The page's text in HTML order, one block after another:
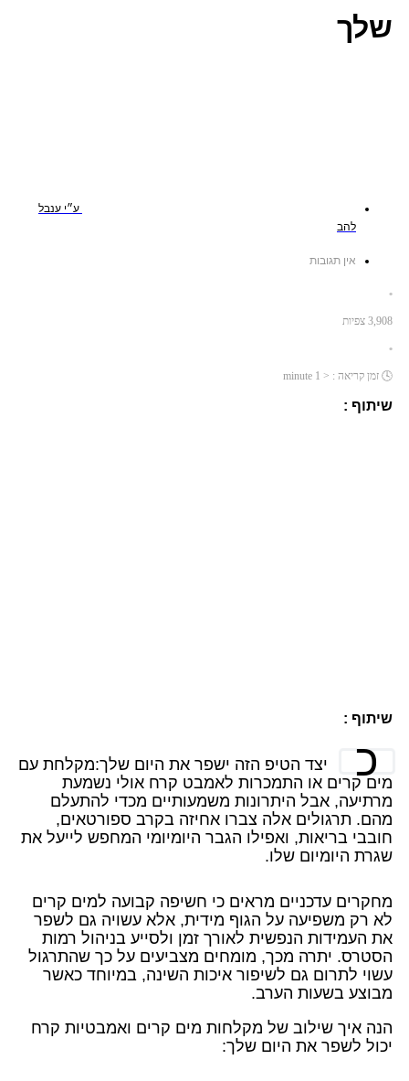
שלך
ע״י ענבל
להב
אין תגובות
•
3,908 צפיות
•
🕓 זמן קריאה : < 1
minute
שיתוף :
שיתוף :
כ
יצד הטיפ הזה ישפר את היום שלך:מקלחת עם
מים קרים או התמכרות לאמבט קרח אולי נשמעת
מרתיעה, אבל היתרונות משמעותיים מכדי להתעלם
מהם. תרגולים אלה צברו אחיזה בקרב ספורטאים,
חובבי בריאות, ואפילו הגבר היומיומי המחפש לייעל את
שגרת היומיום שלו.
מחקרים עדכניים מראים כי חשיפה קבועה למים קרים
לא רק משפיעה על הגוף מידית, אלא עשויה גם לשפר
את העמידות הנפשית לאורך זמן ולסייע בניהול רמות
הסטרס. יתרה מכך, מומחים מצביעים על כך שהתרגול
עשוי לתרום גם לשיפור איכות השינה, במיוחד כאשר
מבוצע בשעות הערב.
הנה איך שילוב של מקלחות מים קרים ואמבטיות קרח
יכול לשפר את היום שלך: